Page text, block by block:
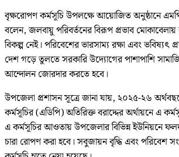
বৃক্ষরোপণ কর্মসূচি উপলক্ষে আয়োজিত অনুষ্ঠানে
বলেন, জলবায়ু পরিবর্তনের বিরূপ প্রভাব
বিকল্প নেই। পরিবেশের ভারসাম্য রক্ষা এবং ভবিষ্যৎ
দেশ গড়ে তুলতে সরকারি উদ্যোগের পাশাপাশি
আন্দোলন জোরদার করতে হবে।
উপজেলা প্রশাসন সূত্রে জানা যায়, ২০২৫-২৬
কর্মসূচির (এডিপি) অতিরিক্ত বরাদ্দের অর্থায়নে এ
এ কর্মসূচির আওতায় উপজেলার বিভিন্ন ইউনিয়নে
চারা রোপণ করা হবে। সবুজায়ন বৃদ্ধি এবং পরিবেশ